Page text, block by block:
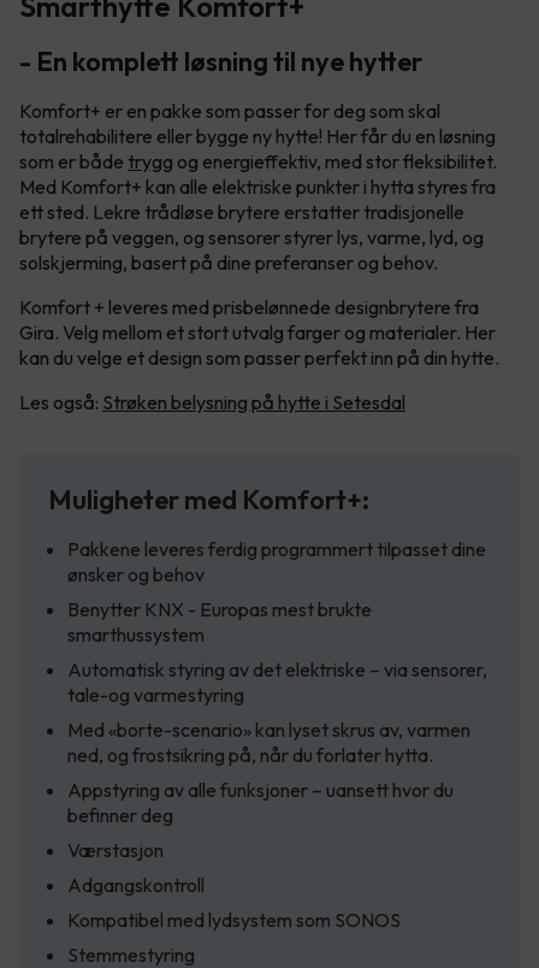
- En komplett løsning til nye hytter
Komfort+ er en pakke som passer for deg som skal
totalrehabilitere eller bygge ny hytte! Her får du en løsning
som er både trygg og energieffektiv, med stor fleksibilitet.
Med Komfort+ kan alle elektriske punkter i hytta styres fra
ett sted. Lekre trådløse brytere erstatter tradisjonelle
brytere på veggen, og sensorer styrer lys, varme, lyd, og
solskjerming, basert på dine preferanser og behov.
Komfort + leveres med prisbelønnede designbrytere fra
Gira. Velg mellom et stort utvalg farger og materialer. Her
kan du velge et design som passer perfekt inn på din hytte.
Les også: Strøken belysning på hytte i Setesdal
Muligheter med Komfort+:
Pakkene leveres ferdig programmert tilpasset dine
ønsker og behov
Benytter KNX - Europas mest brukte
smarthussystem
Automatisk styring av det elektriske – via sensorer,
tale-og varmestyring
Med «borte-scenario» kan lyset skrus av, varmen
ned, og frostsikring på, når du forlater hytta.
Appstyring av alle funksjoner – uansett hvor du
befinner deg
Værstasjon
Adgangskontroll
Kompatibel med lydsystem som SONOS
Stemmestyring